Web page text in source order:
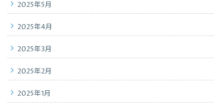
2025年5月
2025年4月
2025年3月
2025年2月
2025年1月